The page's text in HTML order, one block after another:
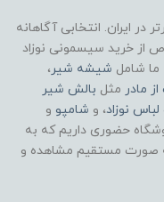
در ایران. انتخابی آگاهانه
از خرید سیسمونی نوزاد
ما شامل شیشه شیر،
مادر مثل بالش شیر
نوزاد، و شامپو و
حضوری داریم که به
صورت مستقیم مشاهده و